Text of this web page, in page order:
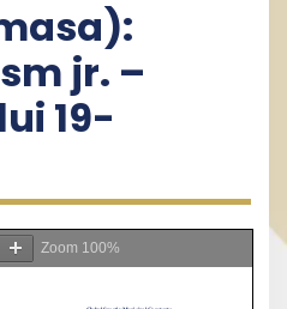
jr. –
19-
Zoom 100%